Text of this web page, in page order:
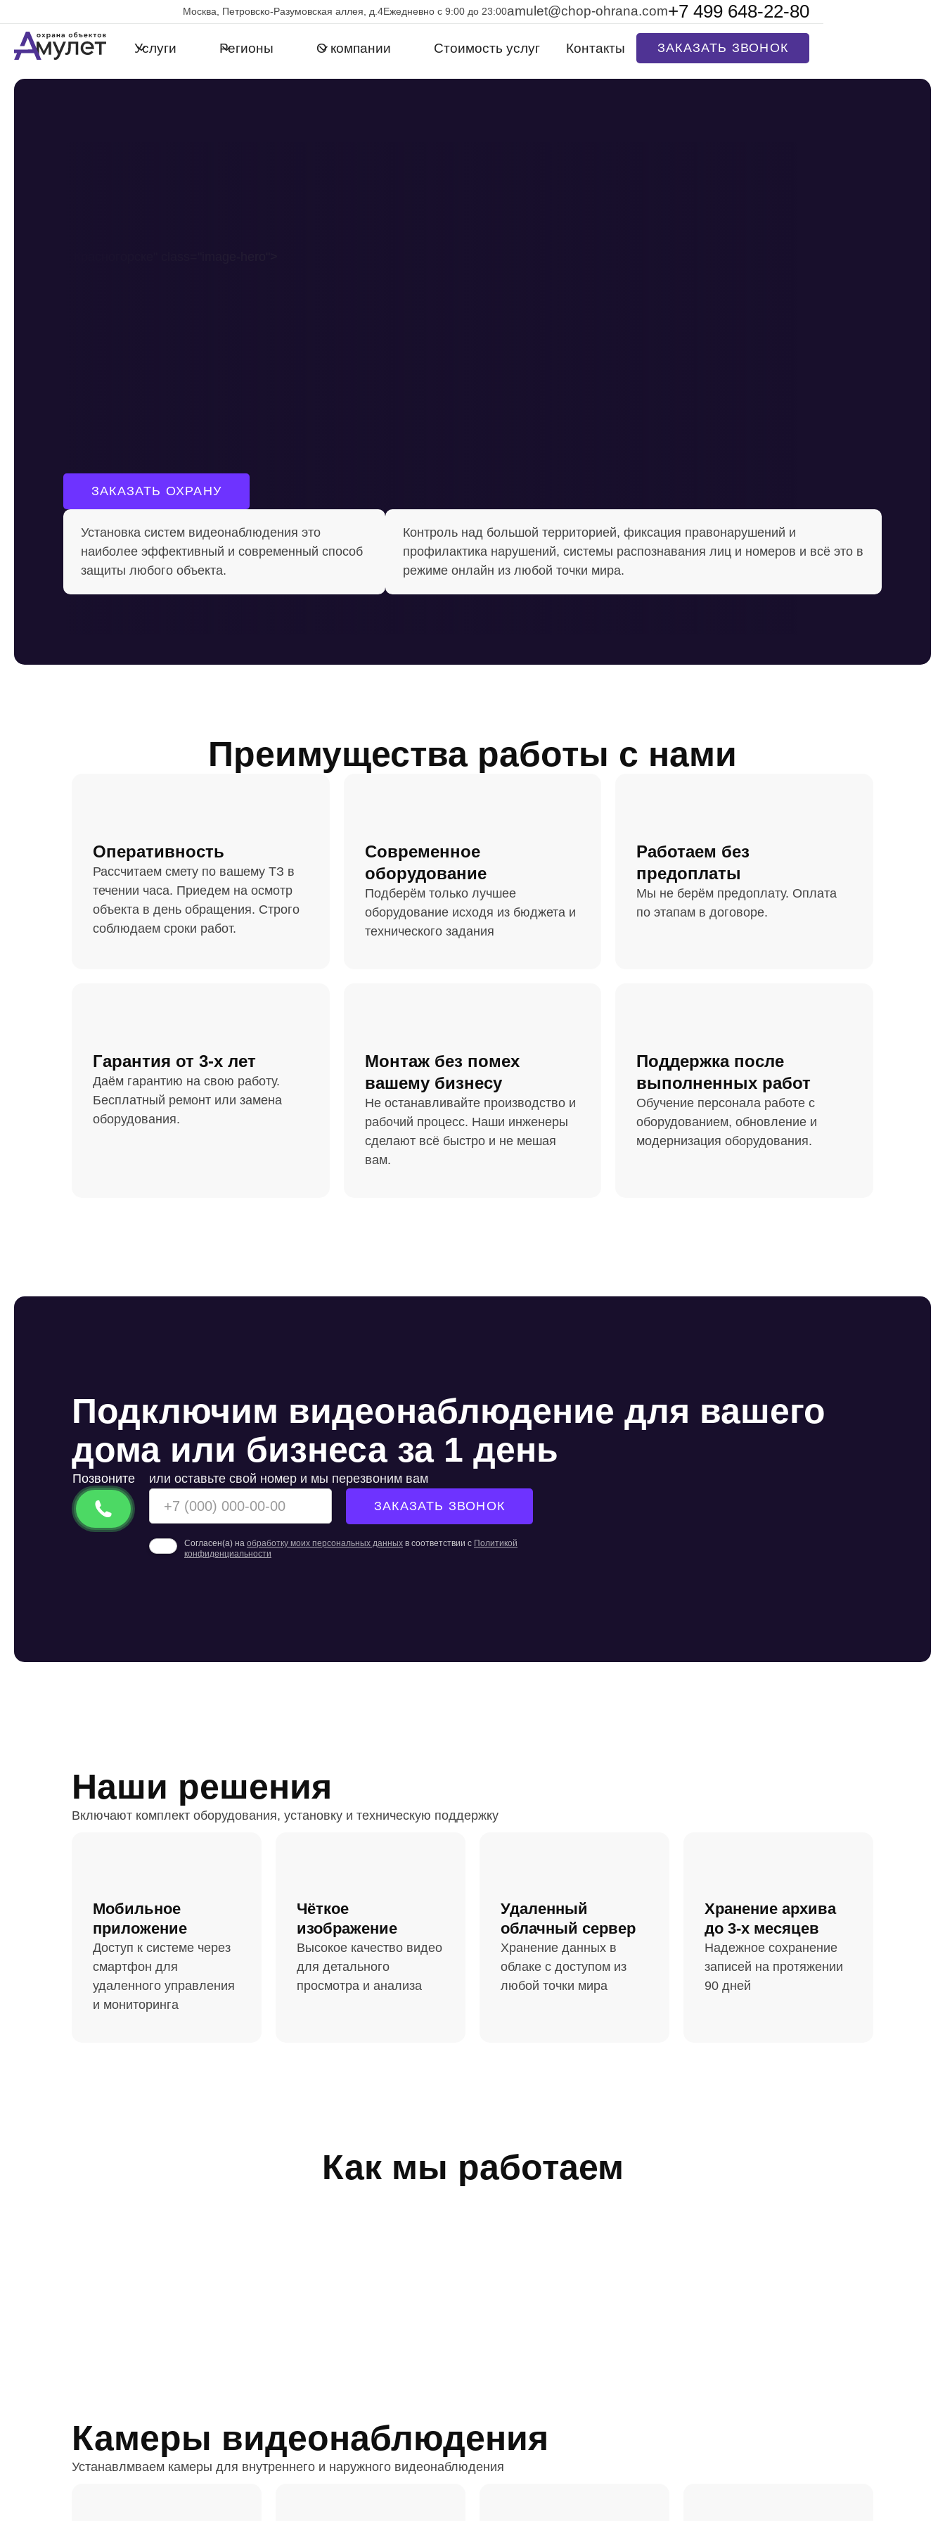
Москва, Петровско-Разумовская аллея, д.4Ежедневно с 9:00 до 23:00amulet@chop-ohrana.com+7 499 648-22-80
Услуги Регионы О компании Стоимость услуг Контакты ЗАКАЗАТЬ ЗВОНОК
ЗАКАЗАТЬ ОХРАНУ
Установка систем видеонаблюдения это
наиболее эффективный и современный способ
защиты любого объекта.
Контроль над большой территорией, фиксация правонарушений и
профилактика нарушений, системы распознавания лиц и номеров и всё это в
режиме онлайн из любой точки мира.
Преимущества работы с нами
Оперативность
Рассчитаем смету по вашему ТЗ в
течении часа. Приедем на осмотр
объекта в день обращения. Строго
соблюдаем сроки работ.
Современное
оборудование
Подберём только лучшее
оборудование исходя из бюджета и
технического задания
Работаем без
предоплаты
Мы не берём предоплату. Оплата
по этапам в договоре.
Гарантия от 3-х лет
Даём гарантию на свою работу.
Бесплатный ремонт или замена
оборудования.
Монтаж без помех
вашему бизнесу
Не останавливайте производство и
рабочий процесс. Наши инженеры
сделают всё быстро и не мешая
вам.
Поддержка после
выполненных работ
Обучение персонала работе с
оборудованием, обновление и
модернизация оборудования.
Подключим видеонаблюдение для вашего
дома или бизнеса за 1 день
Позвоните или оставьте свой номер и мы перезвоним вам
Согласен(а) на обработку моих персональных данных в соответствии с Политикой
конфиденциальности
Наши решения
Включают комплект оборудования, установку и техническую поддержку
Мобильное
приложение
Доступ к системе через
смартфон для
удаленного управления
и мониторинга
Чёткое
изображение
Высокое качество видео
для детального
просмотра и анализа
Удаленный
облачный сервер
Хранение данных в
облаке с доступом из
любой точки мира
Хранение архива
до 3-х месяцев
Надежное сохранение
записей на протяжении
90 дней
Как мы работаем
Камеры видеонаблюдения
Устанавлмваем камеры для внутреннего и наружного видеонаблюдения